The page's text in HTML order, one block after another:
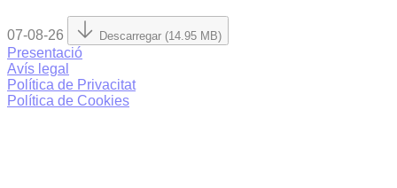
07-08-26 Descarregar (14.95 MB)
Presentació
Avís legal
Política de Privacitat
Política de Cookies